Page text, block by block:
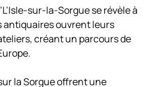
sur-la-Sorgue se révèle à
antiquaires ouvrent leurs
créant un parcours de
la Sorgue offrent une